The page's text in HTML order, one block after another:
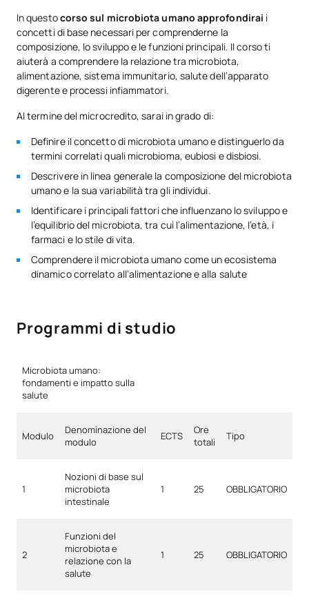
In questocorso sul microbiota umano approfondirai i
concetti di base necessari per comprenderne la
composizione, lo sviluppo e le funzioni principali. Il corso ti
aiuterà a comprendere la relazione tra microbiota,
alimentazione, sistema immunitario, salute dell’apparato
digerente e processi infiammatori.
Al termine del microcredito, sarai in grado di:
Definire il concetto di microbiota umano e distinguerlo da
termini correlati quali microbioma, eubiosi e disbiosi.
Descrivere in linea generale la composizione del microbiota
umano e la sua variabilità tra gli individui.
Identificare i principali fattori che influenzano lo sviluppo e
l’equilibrio del microbiota, tra cui l’alimentazione, l’età, i
farmaci e lo stile di vita.
Comprendere il microbiota umano come un ecosistema
dinamico correlato all’alimentazione e alla salute
Programmi di studio
Microbiota umano:
fondamenti e impatto sulla
salute
Modulo
Denominazione del
modulo
ECTS
Ore
totali
Tipo
1
Nozioni di base sul
microbiota
intestinale
1 25 OBBLIGATORIO
2
Funzioni del
microbiota e
relazione con la
salute
1 25 OBBLIGATORIO